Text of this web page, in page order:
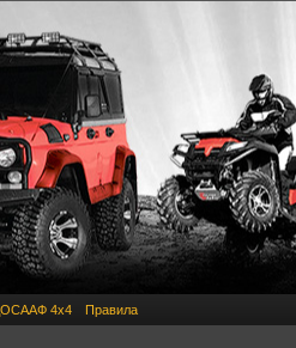
4х4 Правила